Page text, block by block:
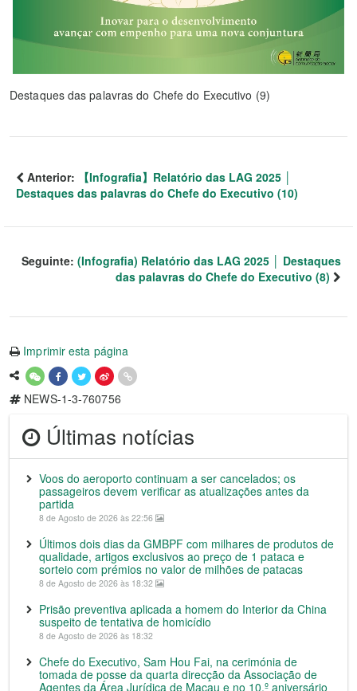
Destaques das palavras do Chefe do Executivo (9)
Anterior:
【Infografia】Relatório das LAG 2025 │
Destaques das palavras do Chefe do Executivo (10)
Seguinte: (Infografia) Relatório das LAG 2025 │ Destaques
das palavras do Chefe do Executivo (8)
Imprimir esta página
NEWS-1-3-760756
Últimas notícias
Voos do aeroporto continuam a ser cancelados; os
passageiros devem verificar as atualizações antes da
partida
8 de Agosto de 2026 às 22:56
Últimos dois dias da GMBPF com milhares de produtos de
qualidade, artigos exclusivos ao preço de 1 pataca e
sorteio com prémios no valor de milhões de patacas
8 de Agosto de 2026 às 18:32
Prisão preventiva aplicada a homem do Interior da China
suspeito de tentativa de homicídio
8 de Agosto de 2026 às 18:32
Chefe do Executivo, Sam Hou Fai, na cerimónia de
tomada de posse da quarta direcção da Associação de
Agentes da Área Jurídica de Macau e no 10.º aniversário